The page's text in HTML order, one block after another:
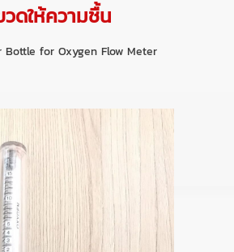
วดให้ความชื้น
Bottle for Oxygen Flow Meter